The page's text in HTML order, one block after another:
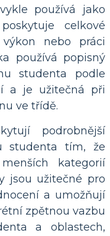
používá jako
celkové
nebo práci
používá popisný
studenta podle
a je užitečná při
ve třídě.
podrobnější
studenta tím, že
kategorií
jsou užitečné pro
a umožňují
zpětnou vazbu
a oblastech,